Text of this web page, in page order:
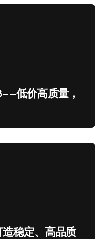
低价高质量，
稳定、高品质